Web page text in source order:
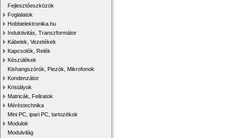
Fejlesztőeszközök
Foglalatok
Hobbielektronika.hu
Induktivitás, Transzformátor
Kábelek, Vezetékek
Kapcsolók, Relék
Készülékek
Kishangszórók, Piezók, Mikrofonok
Kondenzátor
Kristályok
Matricák, Feliratok
Méréstechnika
Mini PC, ipari PC, tartozékok
Modulok
Modulvilág